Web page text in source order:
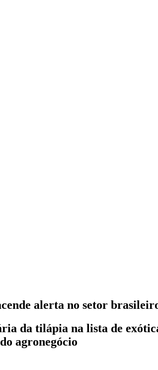
alerta no setor
da tilápia na lista de
agronegócio